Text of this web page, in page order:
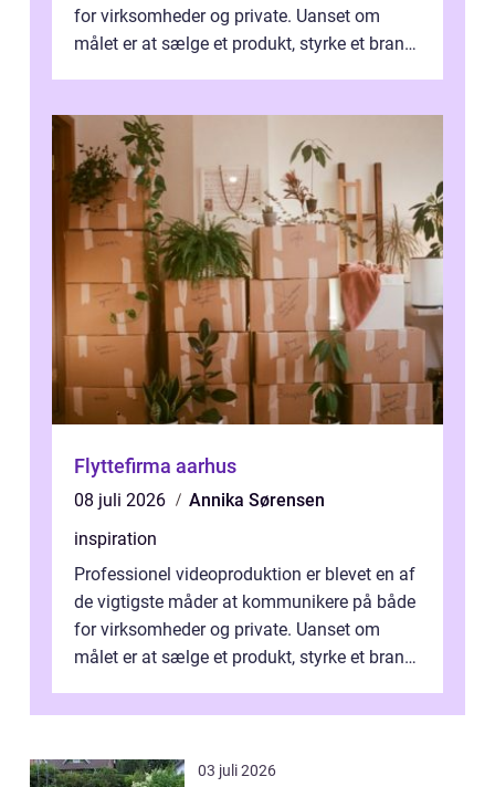
for virksomheder og private. Uanset om
målet er at sælge et produkt, styrke et brand,
Flyttefirma aarhus
08 juli 2026
Annika Sørensen
inspiration
Professionel videoproduktion er blevet en af
de vigtigste måder at kommunikere på både
for virksomheder og private. Uanset om
målet er at sælge et produkt, styrke et brand,
03 juli 2026